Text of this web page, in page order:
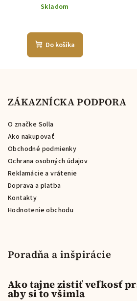
Skladom
Do košíka
ZÁKAZNÍCKA PODPORA
O značke Solla
Ako nakupovať
Obchodné podmienky
Ochrana osobných údajov
Reklamácie a vrátenie
Doprava a platba
Kontakty
Hodnotenie obchodu
Poradňa a inšpirácie
Ako tajne zistiť veľkosť
aby si to všimla